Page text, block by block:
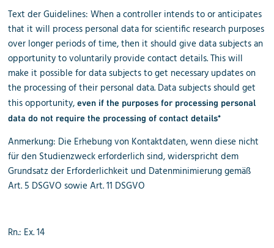
Text der Guidelines: When a controller intends to or anticipates
that it will process personal data for scientific research purposes
over longer periods of time, then it should give data subjects an
opportunity to voluntarily provide contact details. This will
make it possible for data subjects to get necessary updates on
the processing of their personal data. Data subjects should get
this opportunity,even if the purposes for processing personal
data do not require the processing of contact details*
Anmerkung: Die Erhebung von Kontaktdaten, wenn diese nicht
für den Studienzweck erforderlich sind, widerspricht dem
Grundsatz der Erforderlichkeit und Datenminimierung gemäß
Art. 5 DSGVO sowie Art. 11 DSGVO
Rn.: Ex. 14